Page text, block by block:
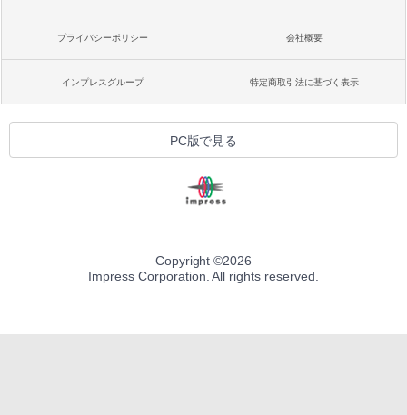
プライバシーポリシー 会社概要
インプレスグループ 特定商取引法に基づく表示
PC版で見る
Copyright ©2026
Impress Corporation. All rights reserved.